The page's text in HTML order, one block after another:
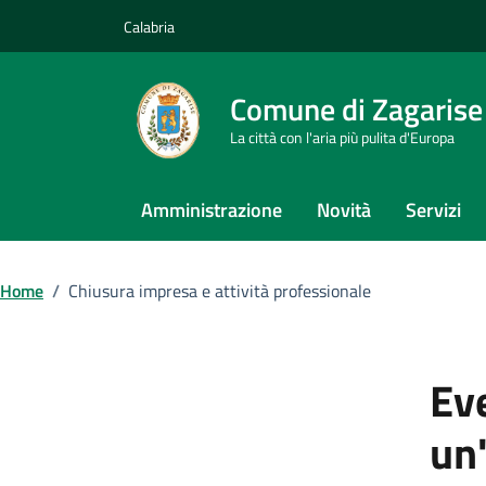
Calabria
Comune di Zagarise
La città con l'aria più pulita d'Europa
Amministrazione Novità Servizi
Home / Chiusura impresa e attività professionale